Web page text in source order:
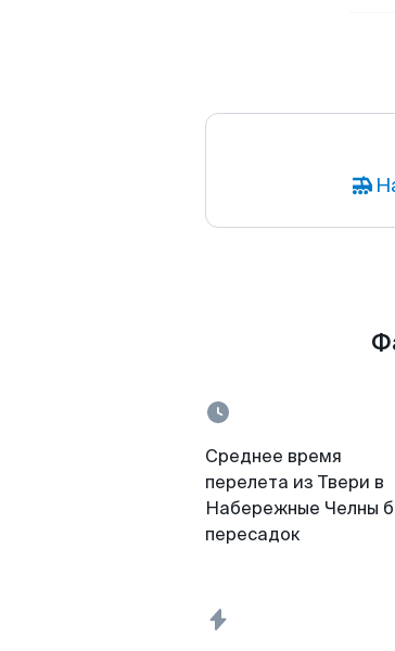
Среднее время
перелета из Твери в
Набережные Челны
пересадок